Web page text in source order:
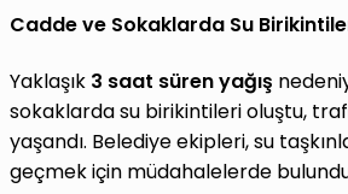
Cadde ve Sokaklarda Su
Yaklaşık 3 saat süren yağış
sokaklarda su birikintileri oluştu,
yaşandı. Belediye ekipleri, su
geçmek için müdahalelerde